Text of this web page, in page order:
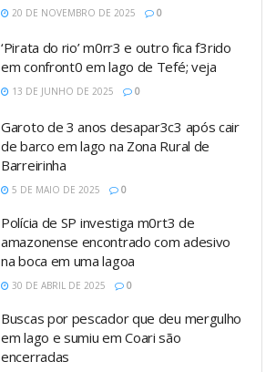
20 DE NOVEMBRO DE 2025 0
‘Pirata do rio’ m0rr3 e outro fica f3rido
em confront0 em lago de Tefé; veja
13 DE JUNHO DE 2025 0
Garoto de 3 anos desapar3c3 após cair
de barco em lago na Zona Rural de
Barreirinha
5 DE MAIO DE 2025 0
Polícia de SP investiga m0rt3 de
amazonense encontrado com adesivo
na boca em uma lagoa
30 DE ABRIL DE 2025 0
Buscas por pescador que deu mergulho
em lago e sumiu em Coari são
encerradas